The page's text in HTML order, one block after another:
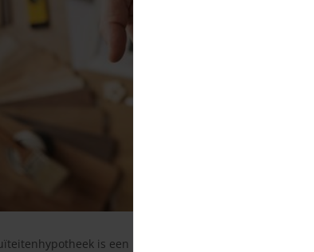
is een hypotheekvorm waarbij er